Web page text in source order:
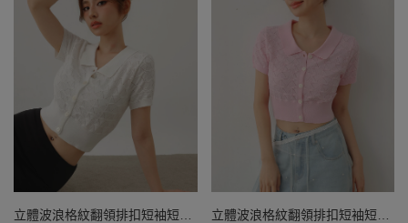
立體波浪格紋翻領排扣短袖短版
立體波浪格紋翻領排扣短袖短版